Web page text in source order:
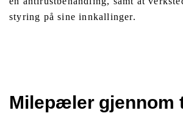
styring på sine innkallinger.
Milepæler gjennom